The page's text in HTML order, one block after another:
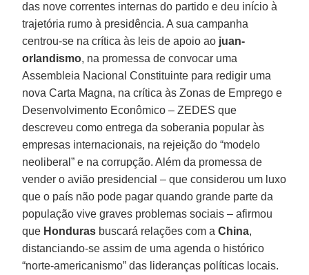
das nove correntes internas do partido e deu início à
trajetória rumo à presidência. A sua campanha
centrou-se na crítica às leis de apoio ao juan-
orlandismo, na promessa de convocar uma
Assembleia Nacional Constituinte para redigir uma
nova Carta Magna, na crítica às Zonas de Emprego e
Desenvolvimento Econômico – ZEDES que
descreveu como entrega da soberania popular às
empresas internacionais, na rejeição do “modelo
neoliberal” e na corrupção. Além da promessa de
vender o avião presidencial – que considerou um luxo
que o país não pode pagar quando grande parte da
população vive graves problemas sociais – afirmou
que Honduras buscará relações com aChina,
distanciando-se assim de uma agenda o histórico
“norte-americanismo” das lideranças políticas locais.